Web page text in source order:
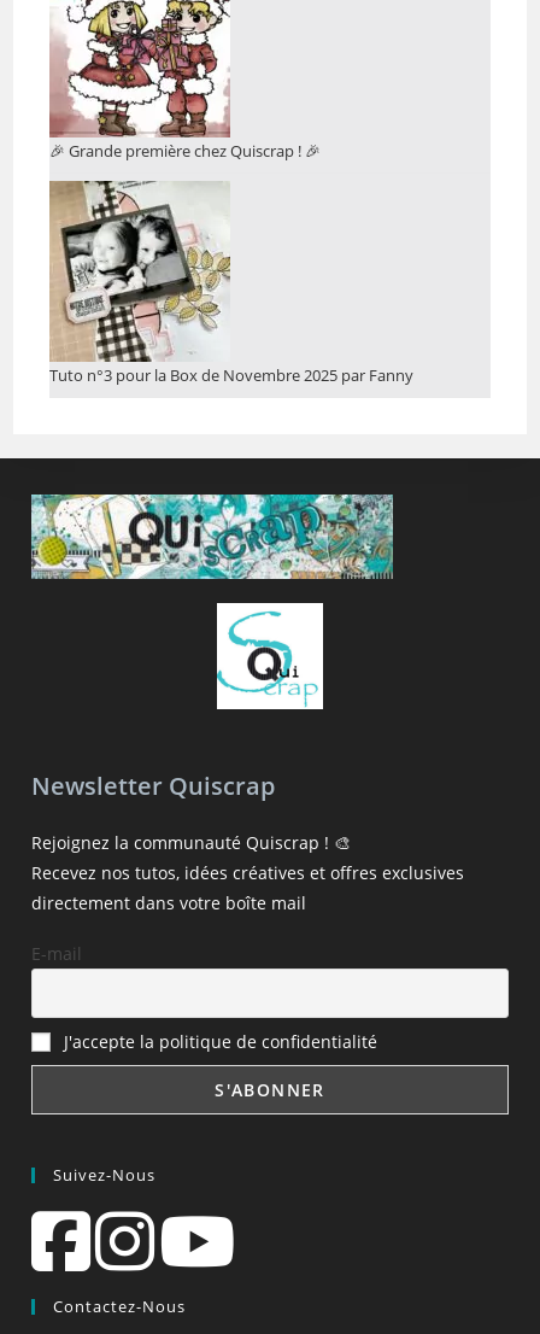
🎉 Grande première chez Quiscrap ! 🎉
Tuto n°3 pour la Box de Novembre 2025 par Fanny
Newsletter Quiscrap
Rejoignez la communauté Quiscrap ! 🎨
Recevez nos tutos, idées créatives et offres exclusives
directement dans votre boîte mail
E-mail
J'accepte la politique de confidentialité
Suivez-Nous
Contactez-Nous